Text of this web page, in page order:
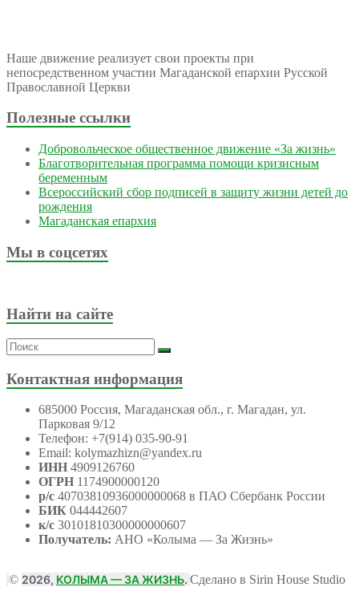
Наше движение реализует свои проекты при
непосредственном участии Магаданской епархии Русской
Православной Церкви
Полезные ссылки
Добровольческое общественное движение «За жизнь»
Благотворительная программа помощи кризисным
беременным
Всероссийский сбор подписей в защиту жизни детей до
рождения
Магаданская епархия
Мы в соцсетях
Найти на сайте
Контактная информация
685000 Россия, Магаданская обл., г. Магадан, ул.
Парковая 9/12
Телефон: +7(914) 035-90-91
Email: kolymazhizn@yandex.ru
ИНН 4909126760
ОГРН 1174900000120
р/с 40703810936000000068 в ПАО Сбербанк России
БИК 044442607
к/с 30101810300000000607
Получатель: АНО «Колыма — За Жизнь»
© 2026, КОЛЫМА — ЗА ЖИЗНЬ. Сделано в Sirin House Studio